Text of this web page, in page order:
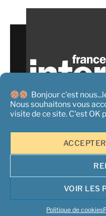
Bonjour c'est
Nous souhaitons vous
visite de ce site. C'est OK
VOIR LES
Politique de cookies
Conditions